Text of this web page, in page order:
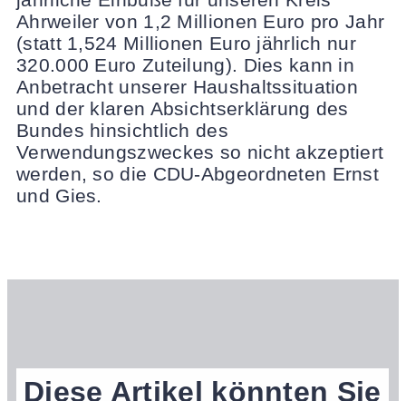
Ahrweiler von 1,2 Millionen Euro pro Jahr
(statt 1,524 Millionen Euro jährlich nur
320.000 Euro Zuteilung). Dies kann in
Anbetracht unserer Haushaltssituation
und der klaren Absichtserklärung des
Bundes hinsichtlich des
Verwendungszweckes so nicht akzeptiert
werden, so die CDU-Abgeordneten Ernst
und Gies.
Diese Artikel könnten Sie